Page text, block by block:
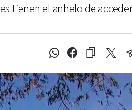
tienen el anhelo de